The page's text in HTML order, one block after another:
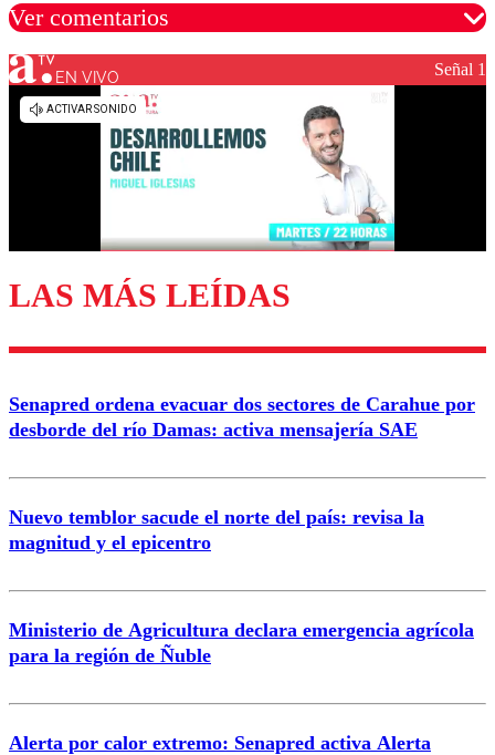
Ver comentarios
Los comentarios son moderados para garantizar un
diálogo respetuoso.
Enviar comentario
EN VIVO Señal 1
LAS MÁS LEÍDAS
Senapred ordena evacuar dos sectores de Carahue por
desborde del río Damas: activa mensajería SAE
Nuevo temblor sacude el norte del país: revisa la
magnitud y el epicentro
Ministerio de Agricultura declara emergencia agrícola
para la región de Ñuble
Alerta por calor extremo: Senapred activa Alerta